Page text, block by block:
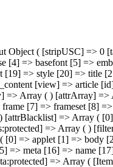
Object ( [stripUSC] =>
=> basefont [5] =>
=> style [20] => title
[view] => article
Array ( ) [attrArray]
[7] => frameset
=> Array (
=> Array ( )
=> applet [1] => body
meta [16] => name
=> Array (